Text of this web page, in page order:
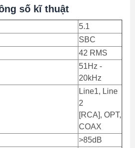
số kĩ thuật
5.1
SBC
42 RMS
51Hz -
20kHz
Line1, Line
2
[RCA], OPT,
COAX
>85dB